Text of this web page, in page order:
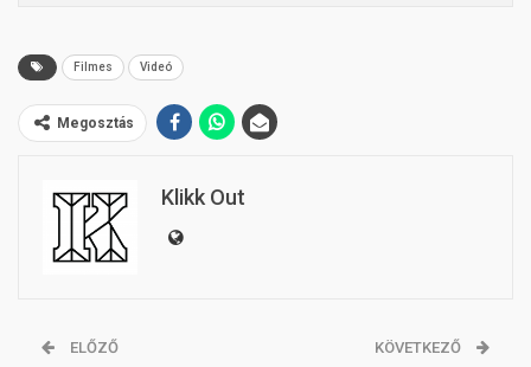
Filmes Videó
Megosztás
Klikk Out
ELŐZŐ KÖVETKEZŐ